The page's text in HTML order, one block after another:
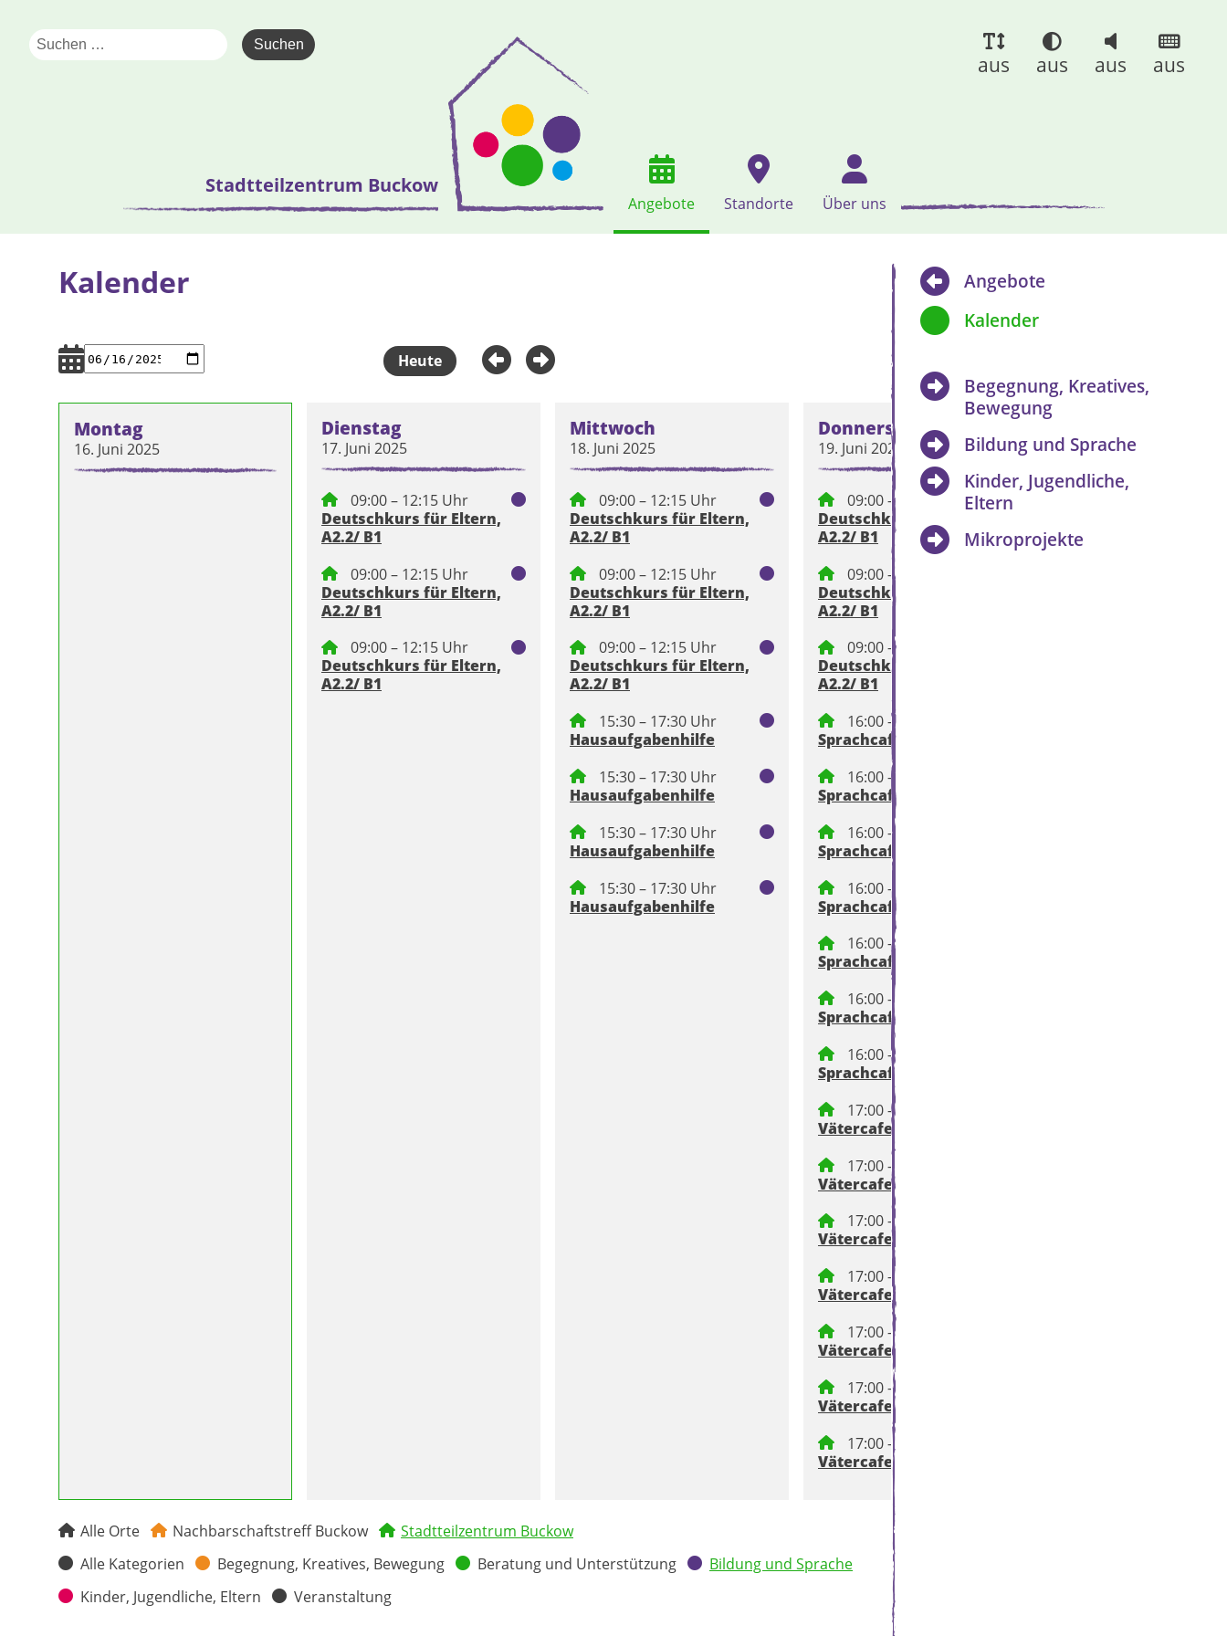
Stadtteilzentrum Buckow
Angebote Standorte Über uns
aus aus aus aus
Kalender
Montag
16. Juni 2025
Dienstag
17. Juni 2025
09:00 – 12:15 Uhr
Deutschkurs für Eltern,
A2.2/ B1
09:00 – 12:15 Uhr
Deutschkurs für Eltern,
A2.2/ B1
09:00 – 12:15 Uhr
Deutschkurs für Eltern,
A2.2/ B1
Mittwoch
18. Juni 2025
09:00 – 12:15 Uhr
Deutschkurs für Eltern,
A2.2/ B1
09:00 – 12:15 Uhr
Deutschkurs für Eltern,
A2.2/ B1
09:00 – 12:15 Uhr
Deutschkurs für Eltern,
A2.2/ B1
15:30 – 17:30 Uhr
Hausaufgabenhilfe
15:30 – 17:30 Uhr
Hausaufgabenhilfe
15:30 – 17:30 Uhr
Hausaufgabenhilfe
15:30 – 17:30 Uhr
Hausaufgabenhilfe
Donnerstag
19. Juni 2025
09:00 – 12:15 Uhr
Deutschkurs für Eltern,
A2.2/ B1
09:00 – 12:15 Uhr
Deutschkurs für Eltern,
A2.2/ B1
09:00 – 12:15 Uhr
Deutschkurs für Eltern,
A2.2/ B1
16:00 – 17:30 Uhr
Sprachcafe
16:00 – 17:30 Uhr
Sprachcafe
16:00 – 17:30 Uhr
Sprachcafe
16:00 – 17:30 Uhr
Sprachcafe
16:00 – 17:30 Uhr
Sprachcafe
16:00 – 17:30 Uhr
Sprachcafe
16:00 – 17:30 Uhr
Sprachcafe
17:00 – 18:30 Uhr
Vätercafe
17:00 – 18:30 Uhr
Vätercafe
17:00 – 18:30 Uhr
Vätercafe
17:00 – 18:30 Uhr
Vätercafe
17:00 – 18:30 Uhr
Vätercafe
17:00 – 18:30 Uhr
Vätercafe
17:00 – 18:30 Uhr
Vätercafe
20. Juni 2025
Alle Orte Nachbarschaftstreff Buckow
Stadtteilzentrum Buckow
Alle Kategorien
Begegnung, Kreatives, Bewegung Beratung und Unterstützung
Bildung und Sprache
Kinder, Jugendliche, Eltern
Veranstaltung
Heute
Angebote
Kalender
Begegnung, Kreatives,
Bewegung
Bildung und Sprache
Kinder, Jugendliche,
Eltern
Mikroprojekte